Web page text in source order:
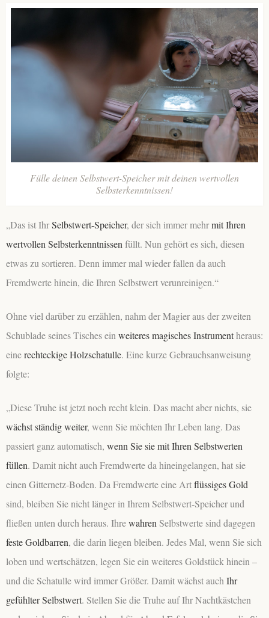
Fülle deinen Selbstwert-Speicher mit deinen wertvollen
Selbsterkenntnissen!
„Das ist IhrSelbstwert-Speicher, der sich immer mehrmit Ihren
wertvollen Selbsterkenntnissen füllt. Nun gehört es sich, diesen
etwas zu sortieren. Denn immer mal wieder fallen da auch
Fremdwerte hinein, die Ihren Selbstwert verunreinigen.“
Ohne viel darüber zu erzählen, nahm der Magier aus der zweiten
Schublade seines Tisches ein weiteres magisches Instrumentheraus:
einerechteckige Holzschatulle. Eine kurze Gebrauchsanweisung
folgte:
„Diese Truhe ist jetzt noch recht klein. Das macht aber nichts, sie
wächst ständig weiter, wenn Sie möchten Ihr Leben lang. Das
passiert ganz automatisch, wenn Sie sie mit Ihren Selbstwerten
füllen. Damit nicht auch Fremdwerte da hineingelangen, hat sie
einen Gitternetz-Boden. Da Fremdwerte eine Artflüssiges Gold
sind, bleiben Sie nicht länger in Ihrem Selbstwert-Speicher und
fließen unten durch heraus. Ihrewahren Selbstwerte sind dagegen
feste Goldbarren, die darin liegen bleiben. Jedes Mal, wenn Sie sich
loben und wertschätzen, legen Sie ein weiteres Goldstück hinein –
und die Schatulle wird immer Größer. Damit wächst auch Ihr
gefühlter Selbstwert. Stellen Sie die Truhe auf Ihr Nachtkästchen